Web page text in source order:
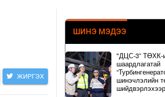
ЖИРГЭХ
ШИНЭ МЭДЭЭ
"ДЦС-3” ТӨХК-
шаардлагатай
шинэчлэлийн